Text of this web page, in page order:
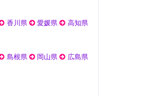
香川県 愛媛県 高知県
島根県 岡山県
広島県